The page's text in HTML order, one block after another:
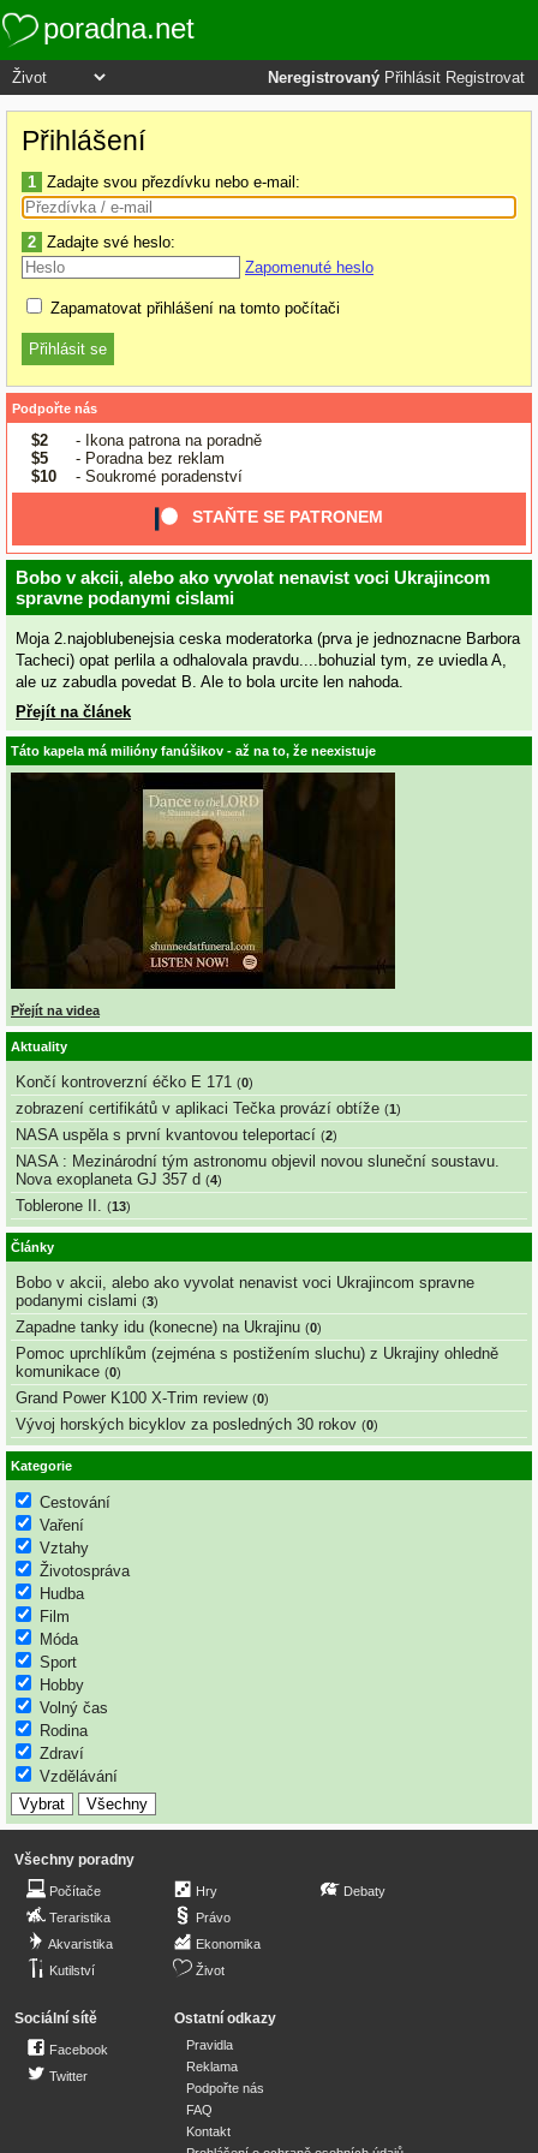
poradna.net
Neregistrovaný Přihlásit Registrovat
Přihlášení
1 Zadajte svou přezdívku nebo e-mail:
2 Zadajte své heslo:
Zapomenuté heslo
Zapamatovat přihlášení na tomto počítači
Podpořte nás
$2
- Ikona patrona na poradně
$5
- Poradna bez reklam
$10
- Soukromé poradenství
STAŇTE SE PATRONEM
Bobo v akcii, alebo ako vyvolat nenavist voci Ukrajincom
spravne podanymi cislami
Moja 2.najoblubenejsia ceska moderatorka (prva je jednoznacne Barbora
Tacheci) opat perlila a odhalovala pravdu....bohuzial tym, ze uviedla A,
ale uz zabudla povedat B. Ale to bola urcite len nahoda.
Přejít na článek
Táto kapela má milióny fanúšikov - až na to, že neexistuje
Přejít na videa
Aktuality
Končí kontroverzní éčko E 171 (0)
zobrazení certifikátů v aplikaci Tečka provází obtíže (1)
NASA uspěla s první kvantovou teleportací (2)
NASA : Mezinárodní tým astronomu objevil novou sluneční soustavu.
Nova exoplaneta GJ 357 d (4)
Toblerone II. (13)
Články
Bobo v akcii, alebo ako vyvolat nenavist voci Ukrajincom spravne
podanymi cislami (3)
Zapadne tanky idu (konecne) na Ukrajinu (0)
Pomoc uprchlíkům (zejména s postižením sluchu) z Ukrajiny ohledně
komunikace (0)
Grand Power K100 X-Trim review (0)
Vývoj horských bicyklov za posledných 30 rokov (0)
Kategorie
Cestování
Vaření
Vztahy
Životospráva
Hudba
Film
Móda
Sport
Hobby
Volný čas
Rodina
Zdraví
Vzdělávání
Všechny poradny
Počítače
Teraristika
Akvaristika
Kutilství
Hry
Právo
Ekonomika
Život
Debaty
Sociální sítě
Facebook
Twitter
Ostatní odkazy
Pravidla
Reklama
Podpořte nás
FAQ
Kontakt